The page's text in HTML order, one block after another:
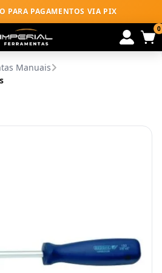
PARA PAGAMENTOS VIA PIX
0
Manuais